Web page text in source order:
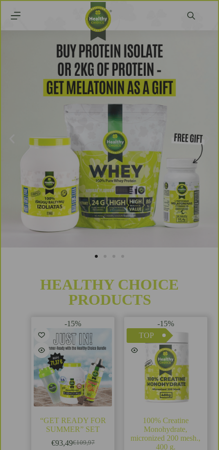
HEALTHY CHOICE
PRODUCTS
-15%
“GET READY FOR
SUMMER” SET
€109,97
€93,49
-15%
TOP
100% Creatine
Monohydrate,
micronized 200 mesh.,
400 g.